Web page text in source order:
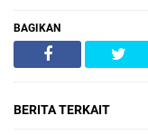
BAGIKAN
BERITA TERKAIT